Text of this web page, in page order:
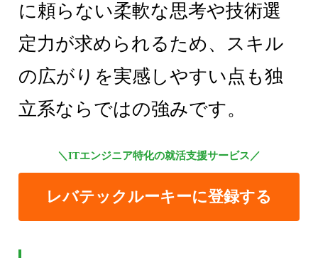
に頼らない柔軟な思考や技術選
定力が求められるため、スキル
の広がりを実感しやすい点も独
立系ならではの強みです。
＼ITエンジニア特化の就活支援サービス／
レバテックルーキーに登録する